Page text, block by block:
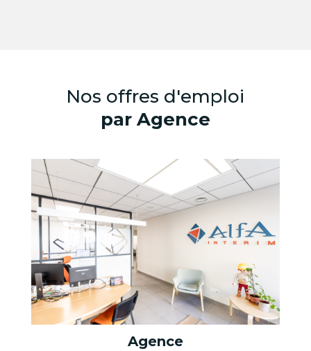
Nos offres d'emploi
par Agence
Agence